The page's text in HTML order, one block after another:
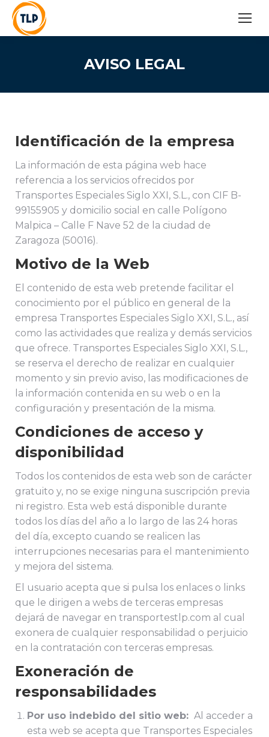
AVISO LEGAL
Identificación de la empresa
La información de esta página web hace
referencia a los servicios ofrecidos por
Transportes Especiales Siglo XXI, S.L., con CIF B-
99155905 y domicilio social en calle Polígono
Malpica – Calle F Nave 52 de la ciudad de
Zaragoza (50016).
Motivo de la Web
El contenido de esta web pretende facilitar el
conocimiento por el público en general de la
empresa Transportes Especiales Siglo XXI, S.L., así
como las actividades que realiza y demás servicios
que ofrece. Transportes Especiales Siglo XXI, S.L.,
se reserva el derecho de realizar en cualquier
momento y sin previo aviso, las modificaciones de
la información contenida en su web o en la
configuración y presentación de la misma.
Condiciones de acceso y
disponibilidad
Todos los contenidos de esta web son de carácter
gratuito y, no se exige ninguna suscripción previa
ni registro. Esta web está disponible durante
todos los días del año a lo largo de las 24 horas
del día, excepto cuando se realicen las
interrupciones necesarias para el mantenimiento
y mejora del sistema.
El usuario acepta que si pulsa los enlaces o links
que le dirigen a webs de terceras empresas
dejará de navegar en transportestlp.com al cual
exonera de cualquier responsabilidad o perjuicio
en la contratación con terceras empresas.
Exoneración de
responsabilidades
Por uso indebido del sitio web: Al acceder a
esta web se acepta que Transportes Especiales